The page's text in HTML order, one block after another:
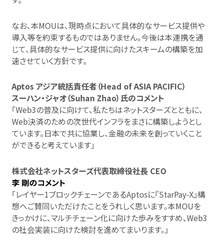
なお、本MOUは、現時点において具体的なサービス提供や
導入等を約束するものではありません。今後は本連携を通
じて、具体的なサービス提供に向けたスキームの構築を加
速させていく方針です。
Aptos アジア統括責任者（Head of ASIA PACIFIC）
スーハン・ジャオ（Suhan Zhao）氏のコメント
「Web3の普及に向けて、私たちはネットスターズとともに、
Web決済のための次世代インフラをまさに構築しようとし
ています。日本で共に協業し、金融の未来を創っていくこと
ができると考えています」
株式会社ネットスターズ代表取締役社長 CEO
李 剛のコメント
「レイヤー1ブロックチェーンであるAptosに『StarPay‑X』構
想へご賛同いただけたことをうれしく思います。本MOUを
きっかけに、マルチチェーン化に向けた歩みをすすめ、Web3
の社会実装に向けた検討を進めてまいります。」